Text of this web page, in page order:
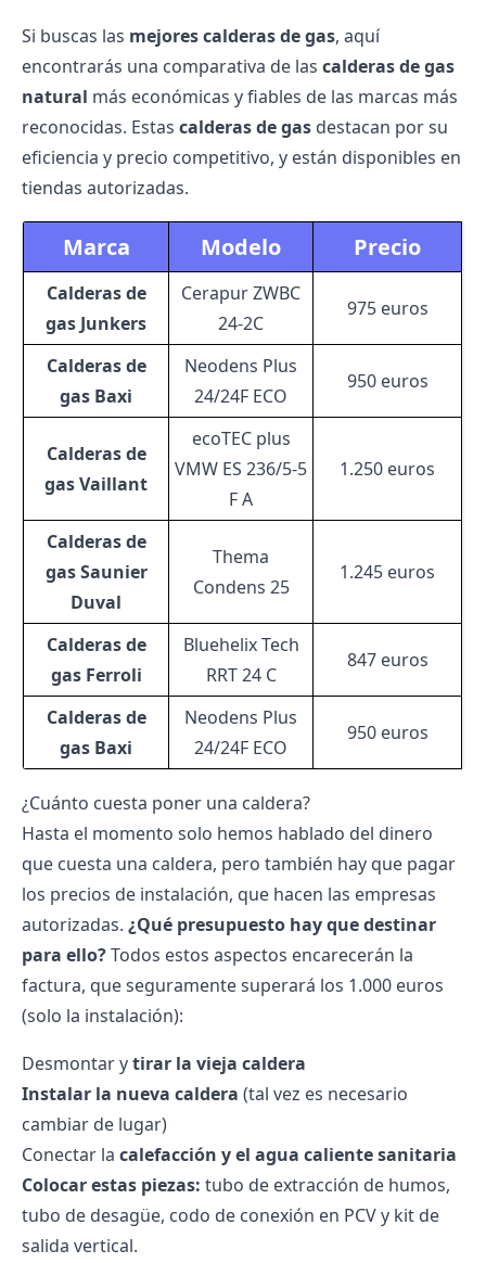
Si buscas las mejores calderas de gas, aquí
encontrarás una comparativa de las calderas de gas
natural más económicas y fiables de las marcas más
reconocidas. Estas calderas de gas destacan por su
eficiencia y precio competitivo, y están disponibles en
tiendas autorizadas.
Marca Modelo Precio
Calderas de
gas Junkers
Cerapur ZWBC
24-2C
975 euros
Calderas de
gas Baxi
Neodens Plus
24/24F ECO
950 euros
Calderas de
gas Vaillant
ecoTEC plus
VMW ES 236/5-5
F A
1.250 euros
Calderas de
gas Saunier
Duval
Thema
Condens 25
1.245 euros
Calderas de
gas Ferroli
Bluehelix Tech
RRT 24 C
847 euros
Calderas de
gas Baxi
Neodens Plus
24/24F ECO
950 euros
¿Cuánto cuesta poner una caldera?
Hasta el momento solo hemos hablado del dinero
que cuesta una caldera, pero también hay que pagar
los precios de instalación, que hacen las empresas
autorizadas. ¿Qué presupuesto hay que destinar
para ello?Todos estos aspectos encarecerán la
factura, que seguramente superará los 1.000 euros
(solo la instalación):
Desmontar ytirar la vieja caldera
Instalar la nueva caldera (tal vez es necesario
cambiar de lugar)
Conectar la calefacción y el agua caliente sanitaria
Colocar estas piezas: tubo de extracción de humos,
tubo de desagüe, codo de conexión en PCV y kit de
salida vertical.